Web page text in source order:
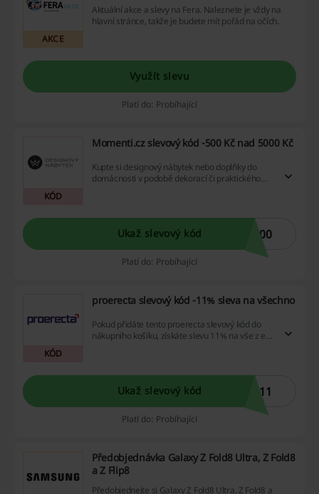
AKCE
Aktuální akce a slevy na Fera. Naleznete je vždy na
hlavní stránce, takže je budete mít pořád na očích.
Využít slevu
Platí do: Probíhající
KÓD
Momenti.cz slevový kód -500 Kč nad 5000 Kč
Kupte si designový nábytek nebo doplňky do
domácnosti v podobě dekorací či praktického
Ukaž slevový kód 500
Platí do: Probíhající
KÓD
proerecta slevový kód -11% sleva na všechno
Pokud přidáte tento proerecta slevový kód do
nákupního košíku, získáte slevu 11% na vše z e-
Ukaž slevový kód a11
Platí do: Probíhající
Předobjednávka Galaxy Z Fold8 Ultra, Z Fold8
a Z Flip8
Předobjednejte si Galaxy Z Fold8 Ultra, Z Fold8 a